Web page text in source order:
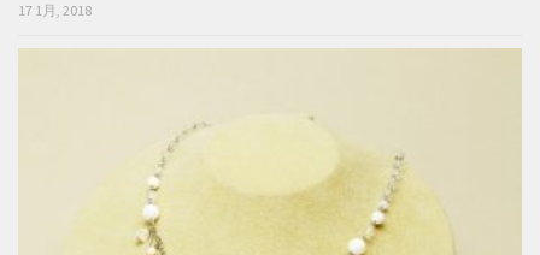
17 1月, 2018